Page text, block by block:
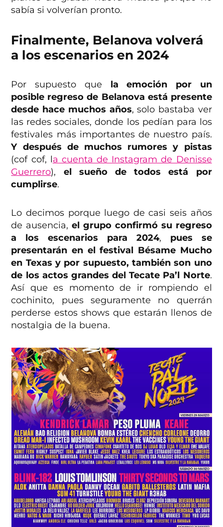
sabía si volverían pronto.
Finalmente, Belanova volverá
a los escenarios en 2024
Por supuesto que la emoción por un
posible regreso de Belanova está presente
desde hace muchos años, solo bastaba ver
las redes sociales, donde los pedían para los
festivales más importantes de nuestro país.
Y después de muchos rumores y pistas
(cof cof, la cuenta de Instagram de Denisse
Guerrero), el sueño de todos está por
cumplirse.
Lo decimos porque luego de casi seis años
de ausencia,el grupo confirmó su regreso
a los escenarios para 2024, pues se
presentarán en el festival Bésame Mucho
en Texas y por supuesto, también son uno
de los actos grandes del Tecate Pa’l Norte.
Así que es momento de ir rompiendo el
cochinito, pues seguramente no querrán
perderse estos shows que estarán llenos de
nostalgia de la buena.